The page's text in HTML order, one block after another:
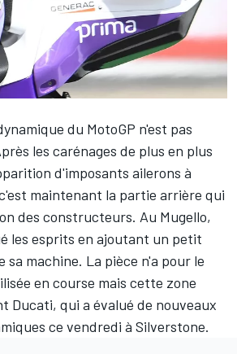
du MotoGP n'est pas
les carénages de plus en plus
d'imposants ailerons à
maintenant la partie arrière qui
des constructeurs. Au Mugello,
les esprits en ajoutant un petit
sa machine. La pièce n'a pour le
en course mais cette zone
Ducati, qui a évalué de nouveaux
ce vendredi à Silverstone.